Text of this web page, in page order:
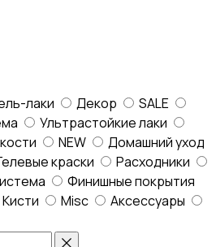
лаки Декор
SALE
Ультрастойкие лаки
NEW
Домашний уход
краски
Расходники
Финишные покрытия
Кисти Misc
Аксессуары